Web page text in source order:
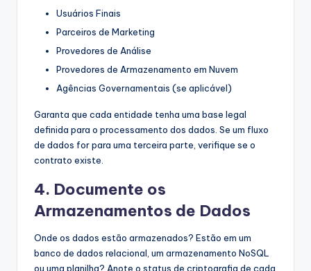
Usuários Finais
Parceiros de Marketing
Provedores de Análise
Provedores de Armazenamento em Nuvem
Agências Governamentais (se aplicável)
Garanta que cada entidade tenha uma base legal
definida para o processamento dos dados. Se um fluxo
de dados for para uma terceira parte, verifique se o
contrato existe.
4. Documente os
Armazenamentos de Dados
Onde os dados estão armazenados? Estão em um
banco de dados relacional, um armazenamento NoSQL
ou uma planilha? Anote o status de criptografia de cada